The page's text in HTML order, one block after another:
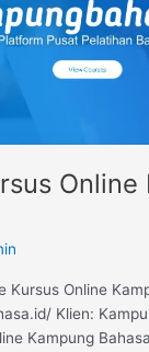
Online
Kursus Online
Klien:
Kampung